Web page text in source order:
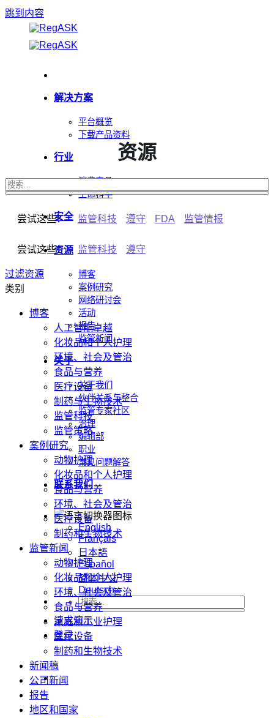
跳到内容
解决方案
平台概览
下载产品资料
行业
消费产品
生命科学
安全
资源
博客
案例研究
网络研讨会
活动
报告
监管新闻
关于
关于我们
伙伴关系与整合
监管专家社区
治理
编辑部
职业
常见问题解答
联系我们
English
Français
日本語
Español
简体中文
Deutsch
请求演示
登录
资源
尝试这些： 监管科技 遵守 FDA 监管情报
尝试这些： 监管科技 遵守
过滤资源
类别
博客
人工智能卓越
化妆品和个人护理
环境、社会及管治
食品与营养
医疗设备
制药与生物技术
监管科技
监管策略
案例研究
动物护理
化妆品和个人护理
食品与营养
环境、社会及管治
医疗设备
制药和生物技术
监管新闻
动物护理
化妆品和个人护理
环境、社会及管治
食品与营养
家庭和工业护理
医疗设备
制药和生物技术
新闻稿
公司新闻
报告
地区和国家